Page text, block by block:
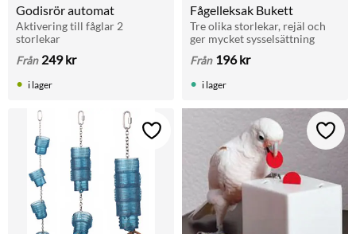
Godisrör automat
Aktivering till fåglar 2
storlekar
Från 249kr
i lager
Fågelleksak Bukett
Tre olika storlekar, rejäl och
ger mycket sysselsättning
Från 196kr
i lager
Lägg till i favoriter Lägg